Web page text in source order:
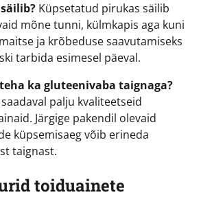
Küpsetatud pirukas säilib
mõne tunni, külmkapis aga kuni
ja krõbeduse saavutamiseks
tarbida esimesel päeval.
ka gluteenivaba taignaga?
palju kvaliteetseid
Järgige pakendil olevaid
küpsemisaeg võib erineda
taignast.
toiduainete